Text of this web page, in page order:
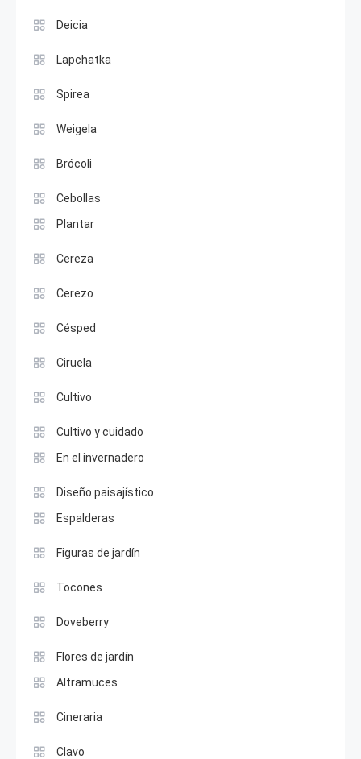
Deicia
Lapchatka
Spirea
Weigela
Brócoli
Cebollas
Plantar
Cereza
Cerezo
Césped
Ciruela
Cultivo
Cultivo y cuidado
En el invernadero
Diseño paisajístico
Espalderas
Figuras de jardín
Tocones
Doveberry
Flores de jardín
Altramuces
Cineraria
Clavo